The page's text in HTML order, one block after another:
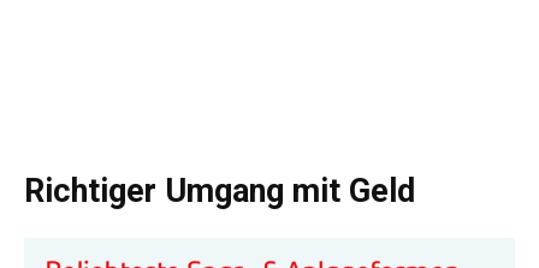
Richtiger Umgang mit Geld